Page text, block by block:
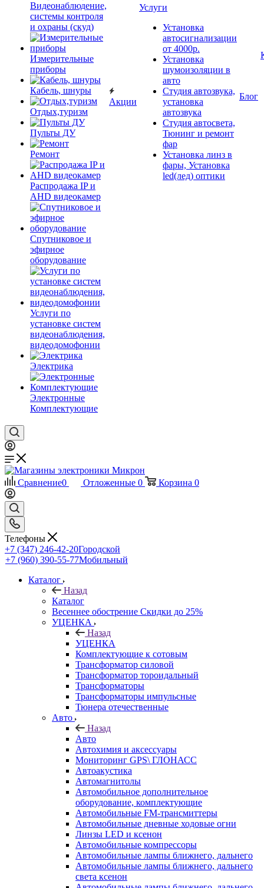
Видеонаблюдение,
системы контроля
и охраны (скуд)
Измерительные
приборы
Кабель, шнуры
Отдых,туризм
Пульты ДУ
Ремонт
Распродажа IP и
AHD видеокамер
Спутниковое и
эфирное
оборудование
Услуги по
установке систем
видеонаблюдения,
видеодомофонии
Электрика
Электронные
Комплектующие
Акции
Услуги
Установка
автосигнализации
от 4000р.
Установка
шумоизоляции в
авто
Студия автозвука,
установка
автозвука
Студия автосвета,
Тюнинг и ремонт
фар
Установка линз в
фары, Установка
led(лед) оптики
Блог
Сравнение0 Отложенные 0 Корзина 0
Телефоны
+7 (347) 246-42-20Городской
+7 (960) 390-55-77Мобильный
Каталог
Назад
Каталог
Весеннее обострение Скидки до 25%
УЦЕНКА
Назад
УЦЕНКА
Комплектующие к сотовым
Трансформатор силовой
Трансформатор тороидальный
Трансформаторы
Трансформаторы импульсные
Тюнера отечественные
Авто
Назад
Авто
Автохимия и аксессуары
Мониторинг GPS\ ГЛОНАСС
Автоакустика
Автомагнитолы
Автомобильное дополнительное
оборудование, комплектующие
Автомобильные FM-трансмиттеры
Автомобильные дневные ходовые огни
Линзы LED и ксенон
Автомобильные компрессоры
Автомобильные лампы ближнего, дальнего
Автомобильные лампы ближнего, дальнего
света ксенон